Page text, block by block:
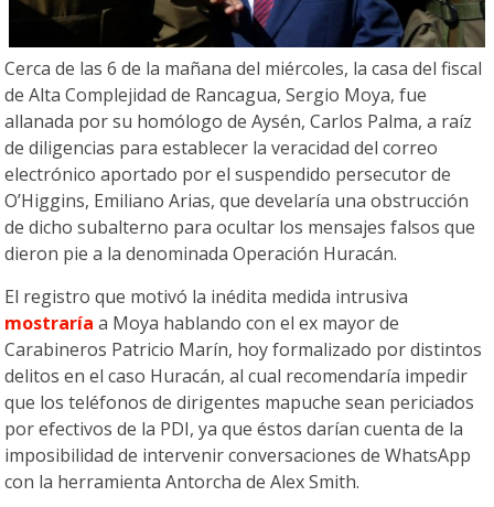
Cerca de las 6 de la mañana del miércoles, la casa del fiscal
de Alta Complejidad de Rancagua, Sergio Moya, fue
allanada por su homólogo de Aysén, Carlos Palma, a raíz
de diligencias para establecer la veracidad del correo
electrónico aportado por el suspendido persecutor de
O’Higgins, Emiliano Arias, que develaría una obstrucción
de dicho subalterno para ocultar los mensajes falsos que
dieron pie a la denominada Operación Huracán.
El registro que motivó la inédita medida intrusiva
mostraría a Moya hablando con el ex mayor de
Carabineros Patricio Marín, hoy formalizado por distintos
delitos en el caso Huracán, al cual recomendaría impedir
que los teléfonos de dirigentes mapuche sean periciados
por efectivos de la PDI, ya que éstos darían cuenta de la
imposibilidad de intervenir conversaciones de WhatsApp
con la herramienta Antorcha de Alex Smith.